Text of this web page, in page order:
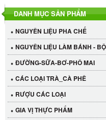
DANH MỤC SẢN PHẨM
NGUYÊN LIỆU PHA CHẾ
NGUYÊN LIỆU LÀM BÁNH -
ĐƯỜNG-SỮA-BƠ-PHÔ MAI
CÁC LOẠI TRÀ_CÀ PHÊ
RƯỢU CÁC LOẠI
GIA VỊ THỰC PHẨM